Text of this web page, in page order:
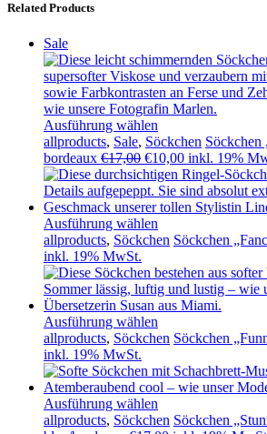
Related Products
Sale
Ausführung wählen
allproducts, Sale, Söckchen Söckchen
bordeaux €17,00 Ursprünglicher
Preis
war:
€17,00
€10,00Aktueller
Preis
ist:
€10,00.
inkl. 19%
Ausführung wählen
allproducts, Söckchen Söckchen
inkl. 19% MwSt.
Ausführung wählen
allproducts, Söckchen Söckchen
inkl. 19% MwSt.
Ausführung wählen
allproducts, Söckchen Söckchen